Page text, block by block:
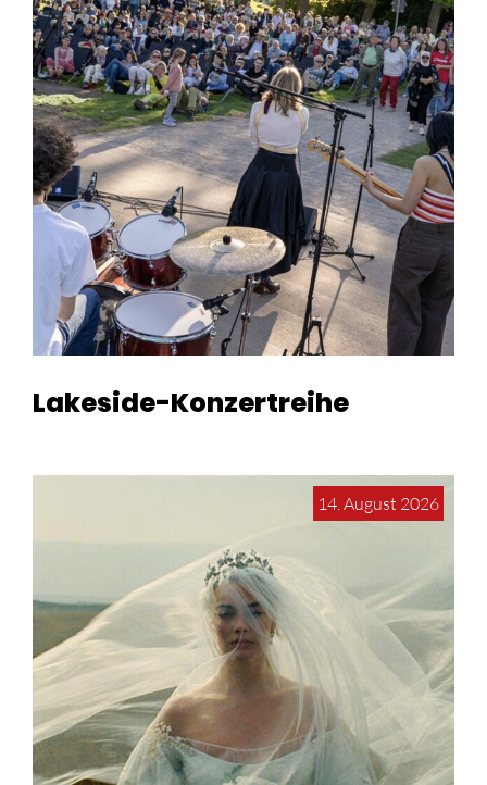
Lakeside-Konzertreihe
14. August 2026